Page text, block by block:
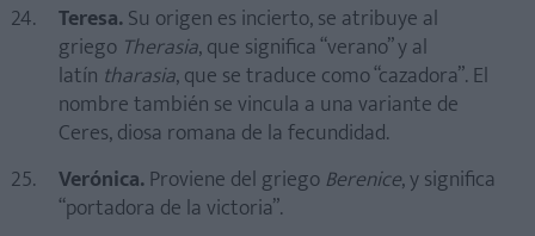
Teresa.Su origen es incierto, se atribuye al
griego Therasia, que significa “verano” y al
latín tharasia, que se traduce como “cazadora”. El
nombre también se vincula a una variante de
Ceres, diosa romana de la fecundidad.
Verónica.Proviene del griego Berenice, y significa
“portadora de la victoria”.